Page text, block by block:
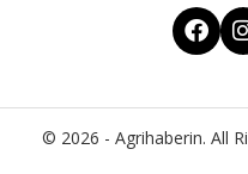
© 2026 - Agrihaberin. All